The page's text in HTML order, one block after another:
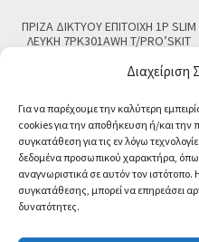
Διαχείριση
Για να παρέχουμε την καλύτερη
cookies για την αποθήκευση ή/και
συγκατάθεση για τις εν λόγω
δεδομένα προσωπικού χαρακτήρα,
αναγνωριστικά σε αυτόν τον
συγκατάθεσης, μπορεί να επηρεάσει
δυνατότητες.
ΠΡΙΖΑ ΔΙΚΤΥΟΥ ΕΠΙΤΟΙΧΗ 1P SLIM
ΛΕΥΚΗ 7PK301AWH T/PRO’SKIT
Τελική τιμή
Προσθήκη στο καλάθι
© CA-MICROLAND 2026